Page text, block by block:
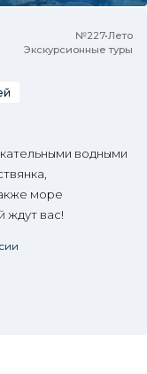
№227•Лето
Экскурсионные туры
водными
море
ждут вас!